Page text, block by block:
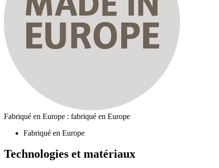
Fabriqué en Europe : fabriqué en Europe
Fabriqué en Europe
Technologies et matériaux